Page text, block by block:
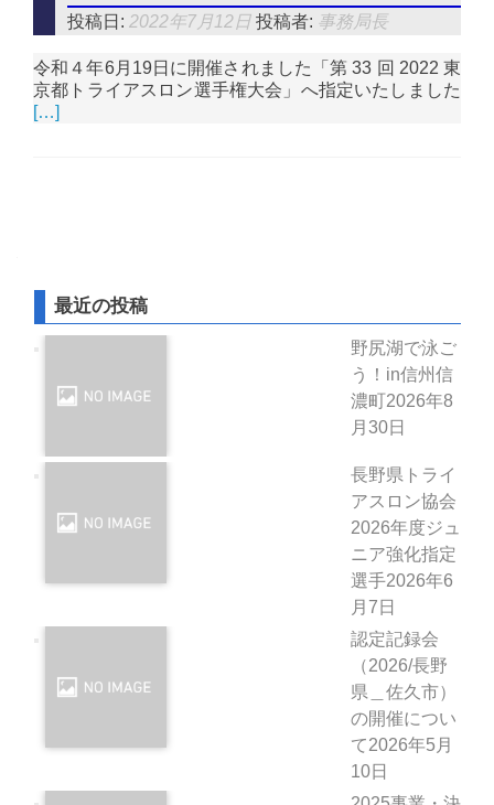
投稿日:2022年7月12日 投稿者: 事務局長
令和４年6月19日に開催されました「第 33 回 2022 東
京都トライアスロン選手権大会」へ指定いたしました
[…]
最近の投稿
野尻湖で泳ご
う！in信州信
濃町 2026年8
月30日
長野県トライ
アスロン協会
2026年度ジュ
ニア強化指定
選手2026年6
月7日
認定記録会
（2026/長野
県＿佐久市）
の開催につい
て2026年5月
10日